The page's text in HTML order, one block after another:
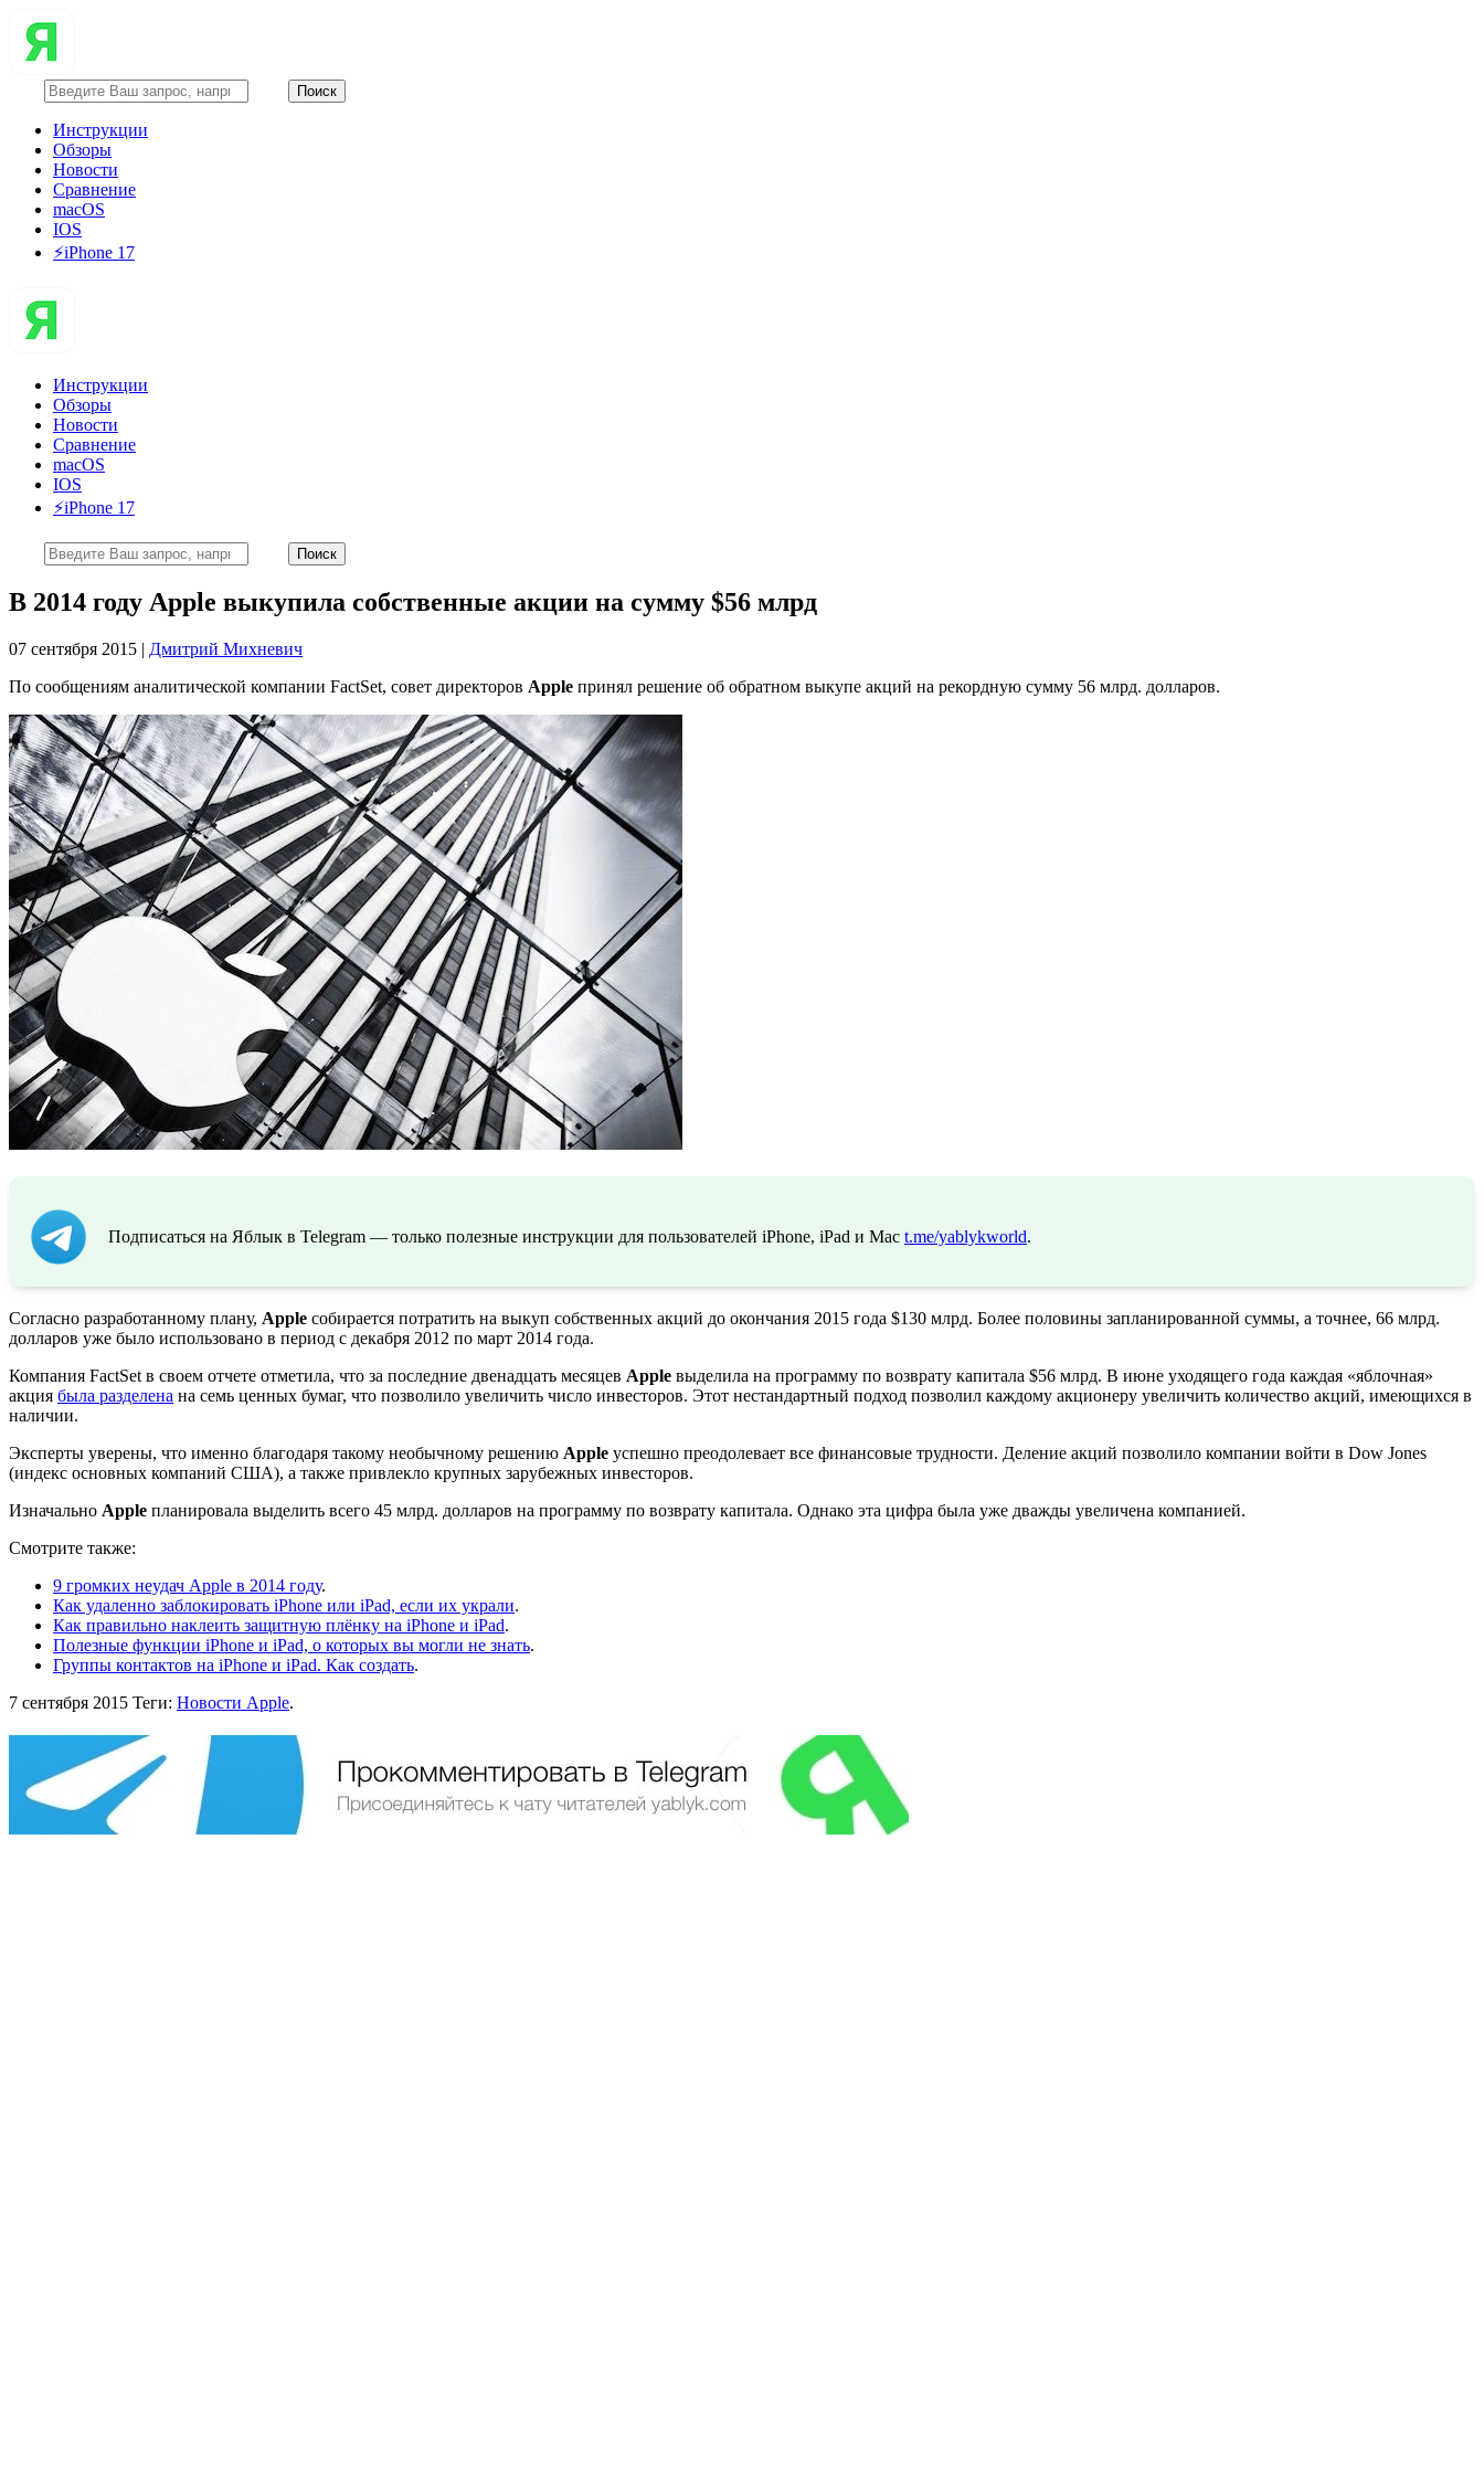
Инструкции
Обзоры
Новости
Сравнение
macOS
IOS
⚡️iPhone 17
Инструкции
Обзоры
Новости
Сравнение
macOS
IOS
⚡️iPhone 17
В 2014 году Apple выкупила собственные акции на сумму $56 млрд
07 сентября 2015 | Дмитрий Михневич
По сообщениям аналитической компании FactSet, совет директоров Apple принял решение об обратном выкупе акций на рекордную сумму 56 млрд. долларов.
Подписаться на Яблык в Telegram — только полезные инструкции для пользователей iPhone, iPad и Mac t.me/yablykworld.
Согласно разработанному плану, Apple собирается потратить на выкуп собственных акций до окончания 2015 года $130 млрд. Более половины запланированной суммы, а точнее, 66 млрд.
долларов уже было использовано в период с декабря 2012 по март 2014 года.
Компания FactSet в своем отчете отметила, что за последние двенадцать месяцев Apple выделила на программу по возврату капитала $56 млрд. В июне уходящего года каждая «яблочная»
акция была разделена на семь ценных бумаг, что позволило увеличить число инвесторов. Этот нестандартный подход позволил каждому акционеру увеличить количество акций, имеющихся в
наличии.
Эксперты уверены, что именно благодаря такому необычному решению Apple успешно преодолевает все финансовые трудности. Деление акций позволило компании войти в Dow Jones
(индекс основных компаний США), а также привлекло крупных зарубежных инвесторов.
Изначально Apple планировала выделить всего 45 млрд. долларов на программу по возврату капитала. Однако эта цифра была уже дважды увеличена компанией.
Смотрите также:
9 громких неудач Apple в 2014 году.
Как удаленно заблокировать iPhone или iPad, если их украли.
Как правильно наклеить защитную плёнку на iPhone и iPad.
Полезные функции iPhone и iPad, о которых вы могли не знать.
Группы контактов на iPhone и iPad. Как создать.
7 сентября 2015 Теги: Новости Apple.